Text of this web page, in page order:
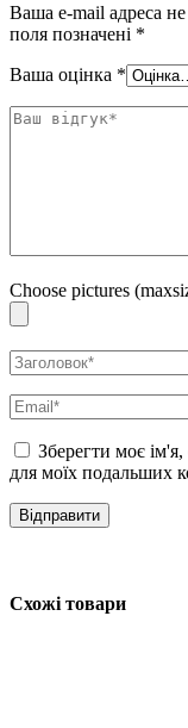
Ваша e-mail адреса
поля позначені *
Ваша оцінка *
Choose pictures
Зберегти моє
для моїх подальших
Схожі товари